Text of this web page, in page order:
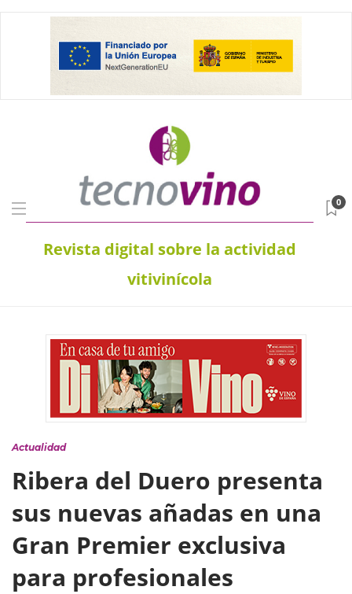
Revista digital sobre la actividad
vitivinícola
0
Actualidad
Ribera del Duero presenta
sus nuevas añadas en una
Gran Premier exclusiva
para profesionales